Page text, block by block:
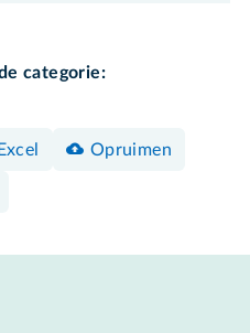
categorie:
Opruimen